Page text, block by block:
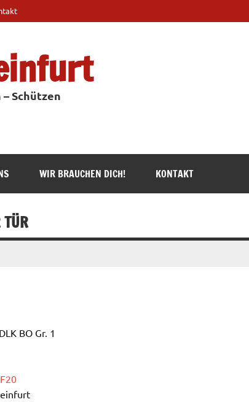
Schützen
WIR BRAUCHEN DICH! KONTAKT
BO Gr. 1